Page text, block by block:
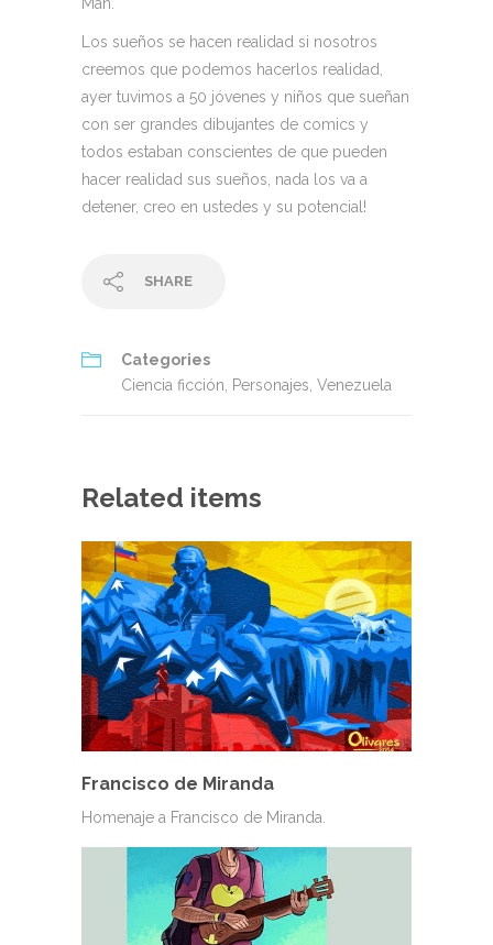
Los sueños se hacen realidad si nosotros
creemos que podemos hacerlos realidad,
ayer tuvimos a 50 jóvenes y niños que sueñan
con ser grandes dibujantes de comics y
todos estaban conscientes de que pueden
hacer realidad sus sueños, nada los va a
detener, creo en ustedes y su potencial!
SHARE
Categories
Ciencia ficción
Personajes Venezuela
Related items
Francisco de Miranda
Homenaje a Francisco de Miranda.